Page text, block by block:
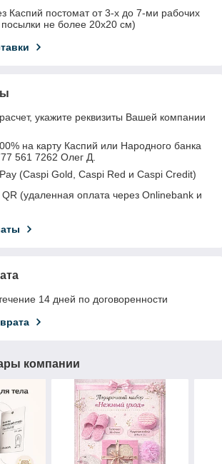
Каспий постомат от 3-х до 7-ми рабочих
не более 20х20 см)
укажите реквизиты Вашей компании
на карту Каспий или Народного банка
561 7262 Олег Д.
(Caspi Gold, Caspi Red и Caspi Credit)
(удаленная оплата через Onlinebank и
14 дней по договоренности
компании